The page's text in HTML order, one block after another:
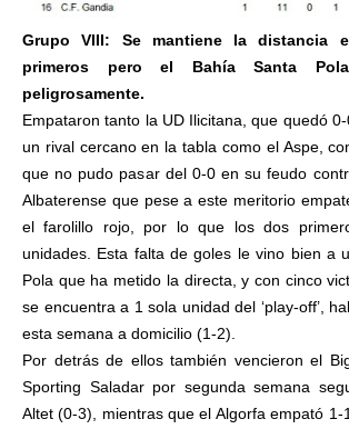
Grupo VIII: Se mantiene la distancia
primeros pero el Bahía Santa
peligrosamente.
Empataron tanto la UD Ilicitana, que quedó
un rival cercano en la tabla como el Aspe,
que no pudo pasar del 0-0 en su feudo
Albaterense que pese a este meritorio
el farolillo rojo, por lo que los dos
unidades. Esta falta de goles le vino bien a
Pola que ha metido la directa, y con cinco
se encuentra a 1 sola unidad del ‘play-off’,
esta semana a domicilio (1-2).
Por detrás de ellos también vencieron el
Sporting Saladar por segunda semana
Altet (0-3), mientras que el Algorfa empató 1-